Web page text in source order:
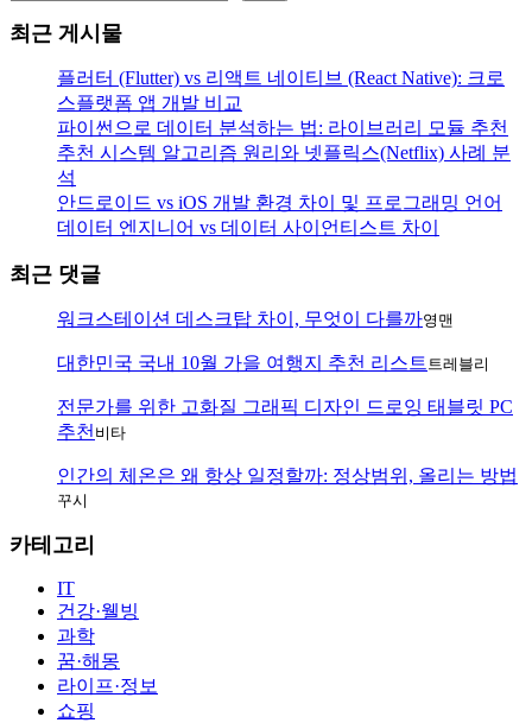
최근 게시물
플러터 (Flutter) vs 리액트 네이티브 (React Native): 크로
스플랫폼 앱 개발 비교
파이썬으로 데이터 분석하는 법: 라이브러리 모듈 추천
추천 시스템 알고리즘 원리와 넷플릭스(Netflix) 사례 분
석
안드로이드 vs iOS 개발 환경 차이 및 프로그래밍 언어
데이터 엔지니어 vs 데이터 사이언티스트 차이
최근 댓글
워크스테이션 데스크탑 차이, 무엇이 다를까영맨
대한민국 국내 10월 가을 여행지 추천 리스트 트레블리
전문가를 위한 고화질 그래픽 디자인 드로잉 태블릿 PC
추천 비타
인간의 체온은 왜 항상 일정할까: 정상범위, 올리는 방법
꾸시
카테고리
IT
건강·웰빙
과학
꿈·해몽
라이프·정보
쇼핑